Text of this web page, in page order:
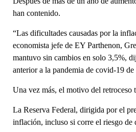
han contenido.
“Las dificultades causadas por la
economista jefe de EY Parthenon,
mantuvo sin cambios en solo 3,5%,
anterior a la pandemia de covid-19
Una vez más, el motivo del retroceso
La Reserva Federal, dirigida por el
inflación, incluso si corre el riesgo de